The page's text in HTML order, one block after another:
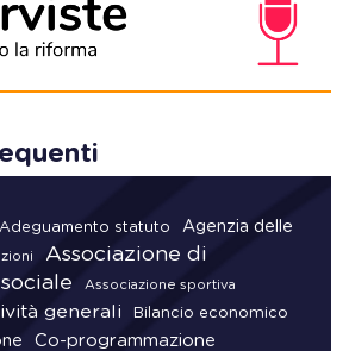
Adeguamento statuto
Agenzia delle
Associazione di
Associazione sportiva
generali Bilancio economico
Co-programmazione